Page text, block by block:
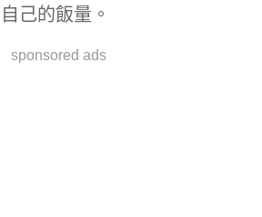
己的飯量。
sponsored ads